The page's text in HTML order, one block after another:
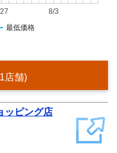
最低価格
8/3
店舗)
ッピング店